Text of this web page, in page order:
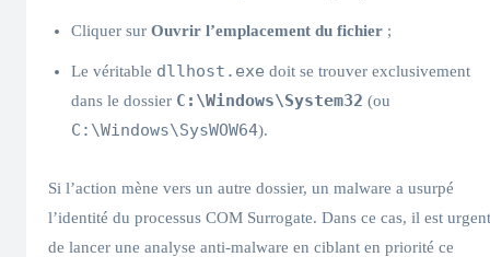
Cliquer sur Ouvrir l’emplacement du fichier ;
Le véritable dllhost.exe doit se trouver exclusivement
dans le dossier C:\Windows\System32 (ou
C:\Windows\SysWOW64).
Si l’action mène vers un autre dossier, un malware a usurpé
l’identité du processus COM Surrogate. Dans ce cas, il est urgent
de lancer une analyse anti-malware en ciblant en priorité ce